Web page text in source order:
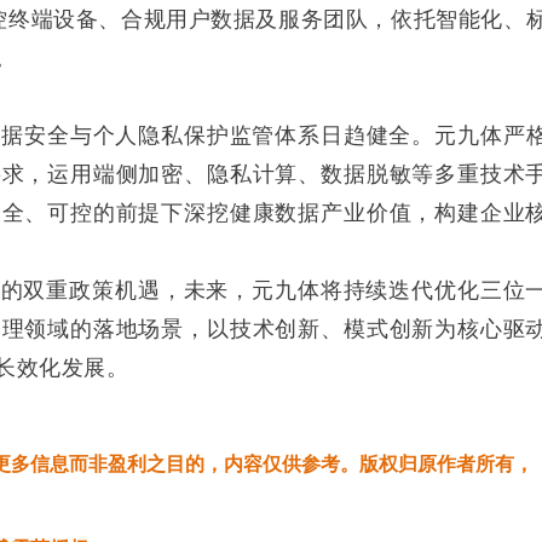
端设备、合规用户数据及服务团队，依托智能化、
安全与个人隐私保护监管体系日趋健全。元九体严
，运用端侧加密、隐私计算、数据脱敏等多重技术
、可控的前提下深挖健康数据产业价值，构建企业
双重政策机遇，未来，元九体将持续迭代优化三位
领域的落地场景，以技术创新、模式创新为核心驱
化发展。
信息而非盈利之目的，内容仅供参考。版权归原作者所有，